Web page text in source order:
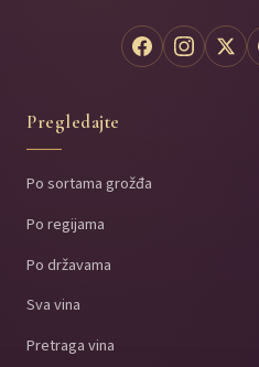
Pregledajte
Po sortama grožđa
Po regijama
Po državama
Sva vina
Pretraga vina